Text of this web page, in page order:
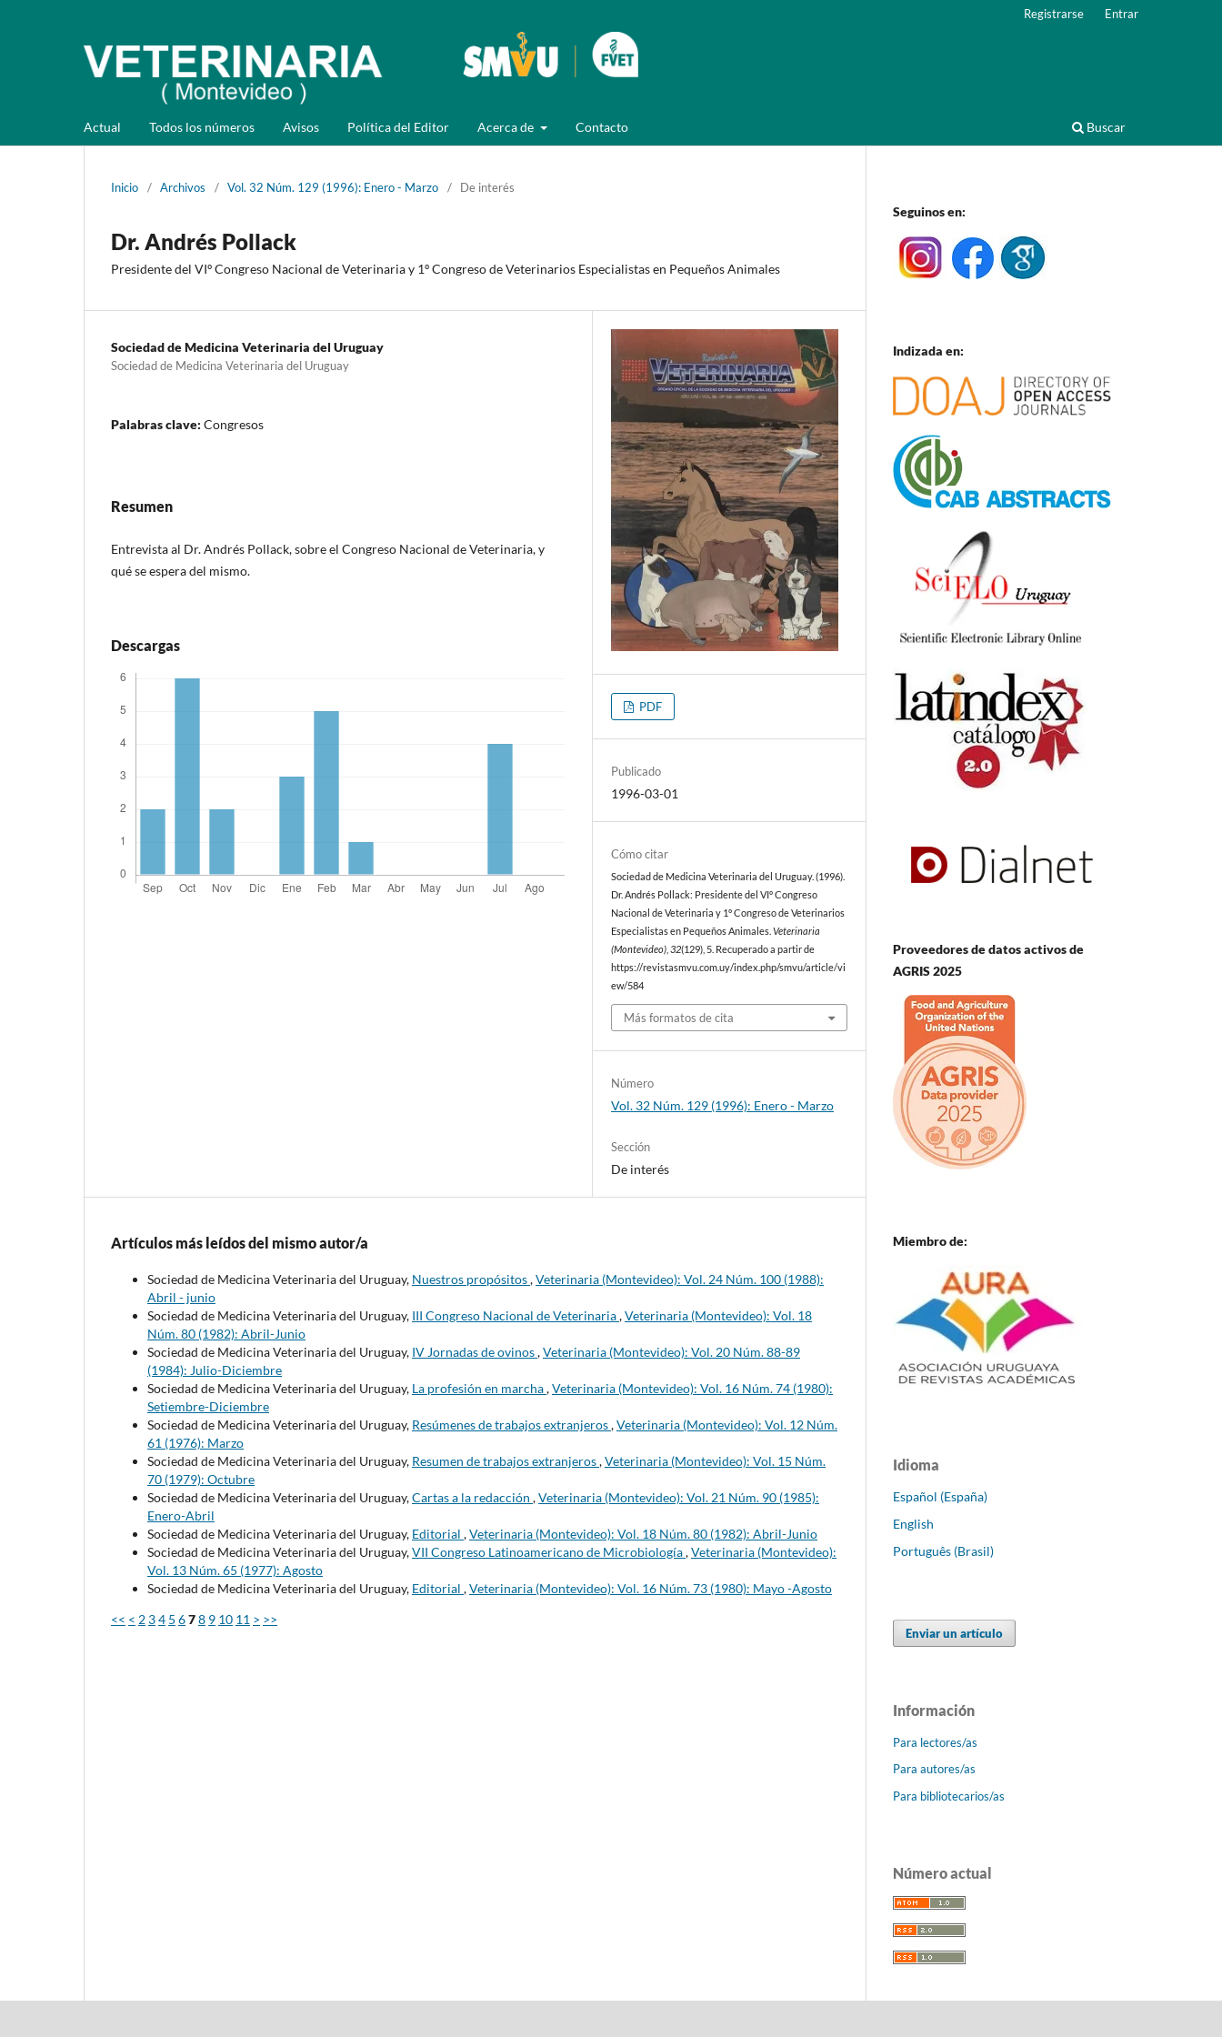
Actual Todos los números Avisos Política del Editor Acerca de Contacto Buscar
Registrarse Entrar
Inicio / Archivos / Vol. 32 Núm. 129 (1996): Enero - Marzo / De interés
Dr. Andrés Pollack
Presidente del VIº Congreso Nacional de Veterinaria y 1º Congreso de Veterinarios Especialistas en Pequeños Animales
Sociedad de Medicina Veterinaria del Uruguay
Sociedad de Medicina Veterinaria del Uruguay
Palabras clave: Congresos
Resumen
Entrevista al Dr. Andrés Pollack, sobre el Congreso Nacional de Veterinaria, y
qué se espera del mismo.
Descargas
PDF
Publicado
1996-03-01
Cómo citar
Sociedad de Medicina Veterinaria del Uruguay. (1996).
Dr. Andrés Pollack: Presidente del VIº Congreso
Nacional de Veterinaria y 1º Congreso de Veterinarios
Especialistas en Pequeños Animales.Veterinaria
(Montevideo) ,32(129), 5. Recuperado a partir de
https://revistasmvu.com.uy/index.php/smvu/article/vi
ew/584
Más formatos de cita
Número
Vol. 32 Núm. 129 (1996): Enero - Marzo
Sección
De interés
Artículos más leídos del mismo autor/a
Sociedad de Medicina Veterinaria del Uruguay, Nuestros propósitos,Veterinaria (Montevideo): Vol. 24 Núm. 100 (1988):
Abril - junio
Sociedad de Medicina Veterinaria del Uruguay, III Congreso Nacional de Veterinaria,Veterinaria (Montevideo): Vol. 18
Núm. 80 (1982): Abril-Junio
Sociedad de Medicina Veterinaria del Uruguay, IV Jornadas de ovinos,Veterinaria (Montevideo): Vol. 20 Núm. 88-89
(1984): Julio-Diciembre
Sociedad de Medicina Veterinaria del Uruguay, La profesión en marcha,Veterinaria (Montevideo): Vol. 16 Núm. 74 (1980):
Setiembre-Diciembre
Sociedad de Medicina Veterinaria del Uruguay, Resúmenes de trabajos extranjeros,Veterinaria (Montevideo): Vol. 12 Núm.
61 (1976): Marzo
Sociedad de Medicina Veterinaria del Uruguay, Resumen de trabajos extranjeros,Veterinaria (Montevideo): Vol. 15 Núm.
70 (1979): Octubre
Sociedad de Medicina Veterinaria del Uruguay,Cartas a la redacción ,Veterinaria (Montevideo): Vol. 21 Núm. 90 (1985):
Enero-Abril
Sociedad de Medicina Veterinaria del Uruguay, Editorial ,Veterinaria (Montevideo): Vol. 18 Núm. 80 (1982): Abril-Junio
Sociedad de Medicina Veterinaria del Uruguay,VII Congreso Latinoamericano de Microbiología,Veterinaria (Montevideo):
Vol. 13 Núm. 65 (1977): Agosto
Sociedad de Medicina Veterinaria del Uruguay, Editorial ,Veterinaria (Montevideo): Vol. 16 Núm. 73 (1980): Mayo -Agosto
<< < 2 34 5 678 9 10 11 > >>
Seguinos en:
Indizada en:
Proveedores de datos activos de
AGRIS 2025
Miembro de:
Idioma
Español (España)
English
Português (Brasil)
Enviar un artículo
Información
Para lectores/as
Para autores/as
Para bibliotecarios/as
Número actual